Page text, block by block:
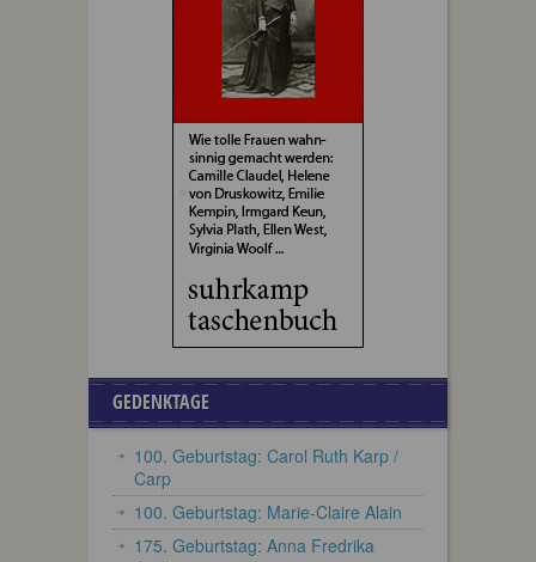
GEDENKTAGE
100. Geburtstag: Carol Ruth Karp /
Carp
100. Geburtstag: Marie-Claire Alain
175. Geburtstag: Anna Fredrika